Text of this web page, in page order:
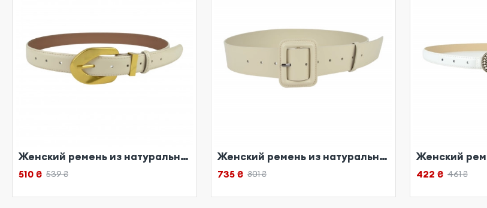
Женский ремень из натуральной кожи бежевый
510 ₴ 539 ₴
Женский ремень из натуральной кожи бежевый
735 ₴ 801 ₴ 422 ₴ 461 ₴